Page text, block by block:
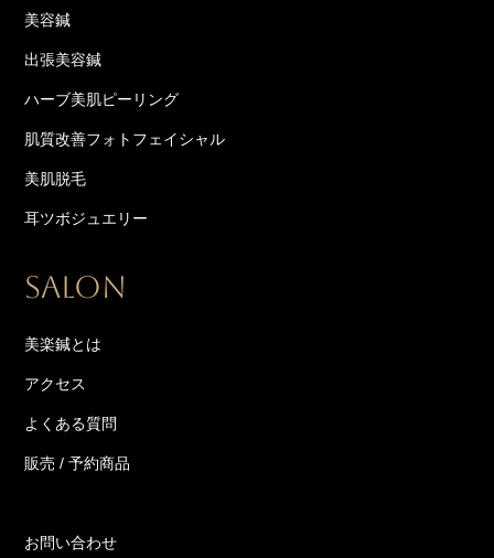
美容鍼
出張美容鍼
ハーブ美肌ピーリング
肌質改善フォトフェイシャル
美肌脱毛
耳ツボジュエリー
SALON
美楽鍼とは
アクセス
よくある質問
販売 / 予約商品
お問い合わせ